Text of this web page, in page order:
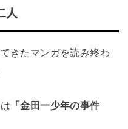
人
きたマンガを読み終わ
「金田一少年の事件